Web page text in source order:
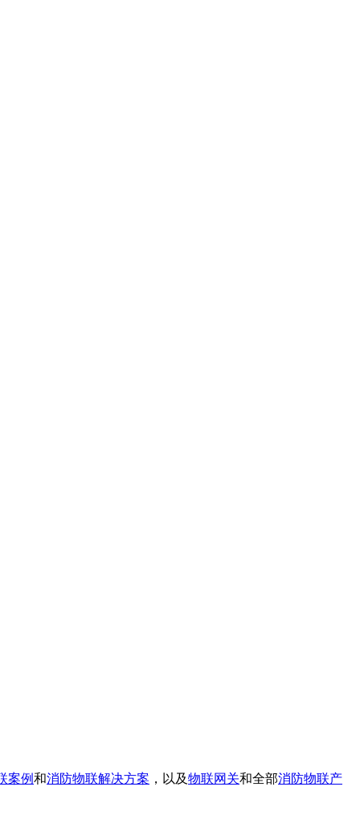
案例和消防物联解决方案 ，以及物联网关和全部消防物联产